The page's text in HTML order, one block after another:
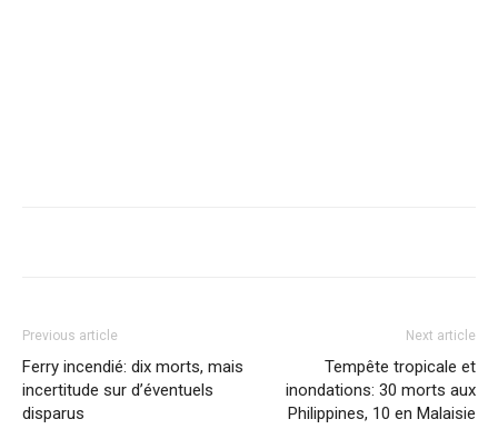
Previous article
Ferry incendié: dix morts, mais
incertitude sur d’éventuels
disparus
Next article
Tempête tropicale et
inondations: 30 morts aux
Philippines, 10 en Malaisie